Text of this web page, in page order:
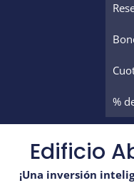
%
Edificio
¡Una inversión